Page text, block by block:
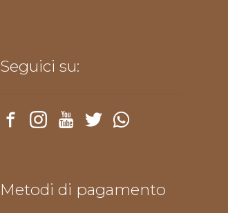
Seguici su:
Metodi di pagamento